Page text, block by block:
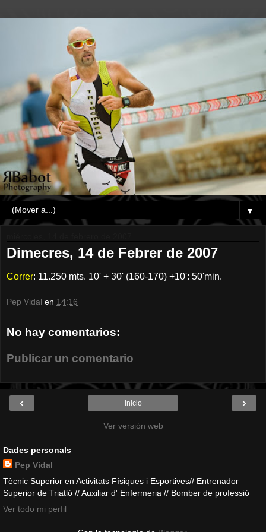
▼
Dimecres, 14 de Febrer de 2007
Correr: 11.250 mts. 10' + 30' (160-170) +10': 50'min.
Pep Vidal en 14:16
No hay comentarios:
Publicar un comentario
‹ ›
Inicio
Ver versión web
Dades personals
Pep Vidal
Tècnic Superior en Activitats Físiques i Esportives// Entrenador
Superior de Triatló // Auxiliar d' Enfermeria // Bomber de professió
Ver todo mi perfil